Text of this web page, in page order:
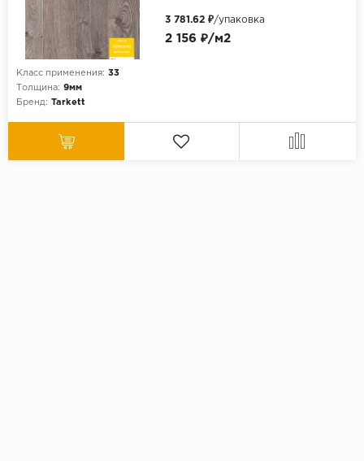
Класс применения: 33
Толщина: 9мм
Бренд: Tarkett
2 156 ₽/м2
3 781.62 ₽/упаковка